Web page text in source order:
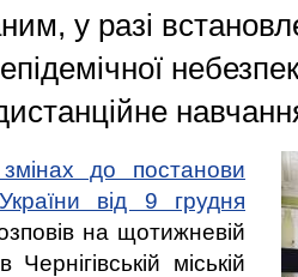
у разі
до постанови
від 9 грудня
на щотижневій
міській